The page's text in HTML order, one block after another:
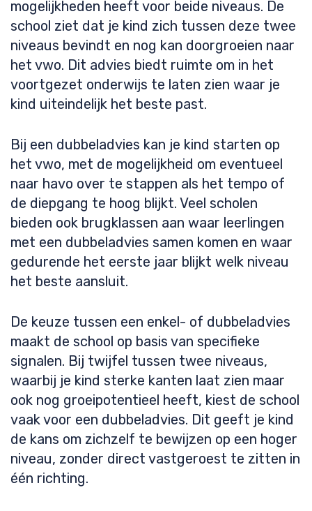
mogelijkheden heeft voor beide niveaus. De
school ziet dat je kind zich tussen deze twee
niveaus bevindt en nog kan doorgroeien naar
het vwo. Dit advies biedt ruimte om in het
voortgezet onderwijs te laten zien waar je
kind uiteindelijk het beste past.
Bij een dubbeladvies kan je kind starten op
het vwo, met de mogelijkheid om eventueel
naar havo over te stappen als het tempo of
de diepgang te hoog blijkt. Veel scholen
bieden ook brugklassen aan waar leerlingen
met een dubbeladvies samen komen en waar
gedurende het eerste jaar blijkt welk niveau
het beste aansluit.
De keuze tussen een enkel- of dubbeladvies
maakt de school op basis van specifieke
signalen. Bij twijfel tussen twee niveaus,
waarbij je kind sterke kanten laat zien maar
ook nog groeipotentieel heeft, kiest de school
vaak voor een dubbeladvies. Dit geeft je kind
de kans om zichzelf te bewijzen op een hoger
niveau, zonder direct vastgeroest te zitten in
één richting.